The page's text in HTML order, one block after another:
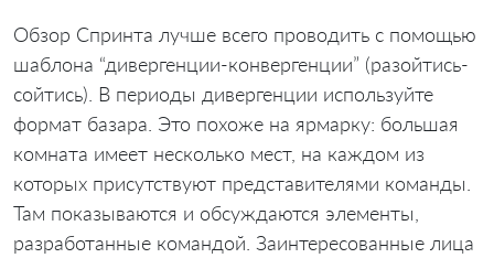
Обзор Спринта лучше всего проводить с помощью
шаблона “дивергенции-конвергенции” (разойтись-
сойтись). В периоды дивергенции используйте
формат базара. Это похоже на ярмарку: большая
комната имеет несколько мест, на каждом из
которых присутствуют представителями команды.
Там показываются и обсуждаются элементы,
разработанные командой. Заинтересованные лица